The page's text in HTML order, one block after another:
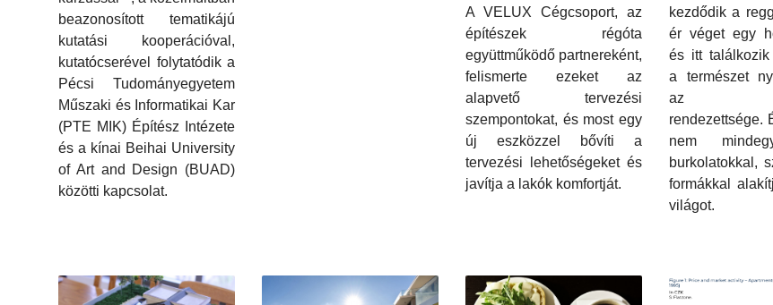
beazonosított tematikájú
kutatási kooperációval,
kutatócserével folytatódik a
Pécsi Tudományegyetem
Műszaki és Informatikai Kar
(PTE MIK) Építész Intézete
és a kínai Beihai University
of Art and Design (BUAD)
közötti kapcsolat.
A VELUX Cégcsoport, az
építészek régóta
együttműködő partnereként,
felismerte ezeket az
alapvető tervezési
szempontokat, és most egy
új eszközzel bővíti a
tervezési lehetőségeket és
javítja a lakók komfortját.
kezdődik a
ér véget egy
és itt találkozik
a természet
az
rendezettsége.
nem
burkolatokkal,
formákkal
világot.